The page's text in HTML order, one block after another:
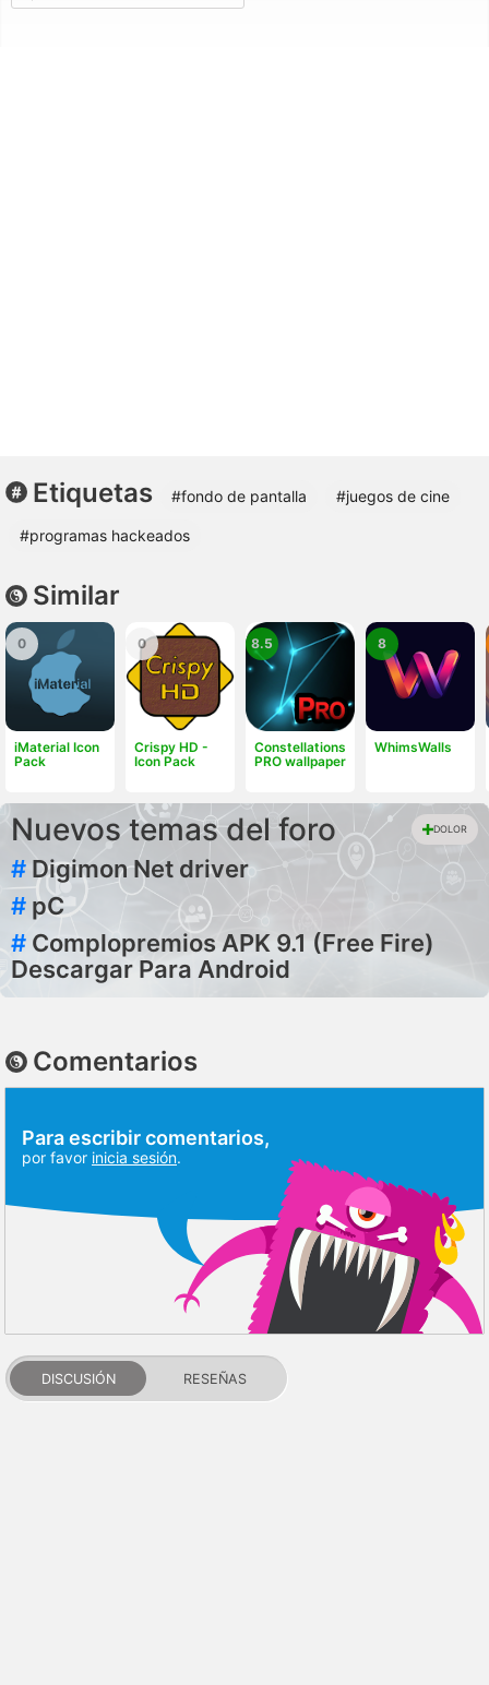
Etiquetas #fondo de pantalla #juegos de cine
#programas hackeados
Similar
iMaterial Icon
Pack
0
Crispy HD -
Icon Pack
0
Constellations
PRO wallpaper
8.5
WhimsWalls
8
Nuevos temas del foro DOLOR
# Digimon Net driver
# pC
# Complopremios APK 9.1 (Free Fire)
Descargar Para Android
Comentarios
Para escribir comentarios,
por favor inicia sesión.
DISCUSIÓN RESEÑAS